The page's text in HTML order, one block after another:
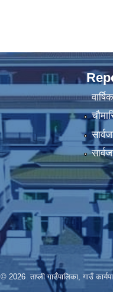
© 2026 ताप्ली गाउँपालिका, गाउँ